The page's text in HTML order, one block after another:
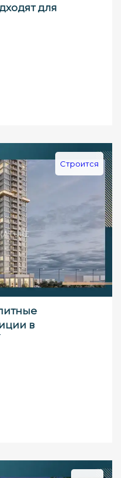
для
Строится
в